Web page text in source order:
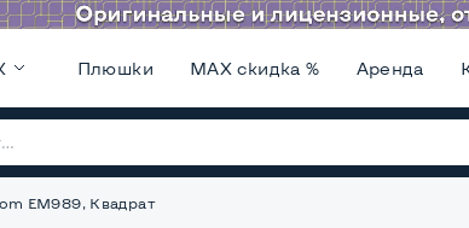
Плюшки MAX скидка % Аренда
EM989, Квадрат